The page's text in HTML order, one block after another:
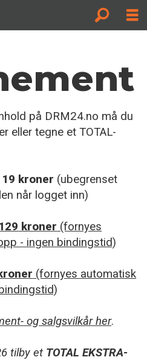
på DRM24.no må du
eller tegne et TOTAL-
19 kroner (ubegrenset
når logget inn)
129 kroner (fornyes
- ingen bindingstid)
(fornyes automatisk
og salgsvilkår her.
tilby et TOTAL EKSTRA-